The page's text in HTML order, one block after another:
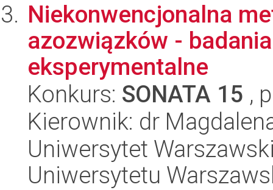
Niekonwencjonalna
azozwiązków -
eksperymentalne
Konkurs: SONATA 15 ,
Kierownik: dr
Uniwersytet
Uniwersytetu